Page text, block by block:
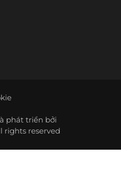
phát triển bởi
rights reserved